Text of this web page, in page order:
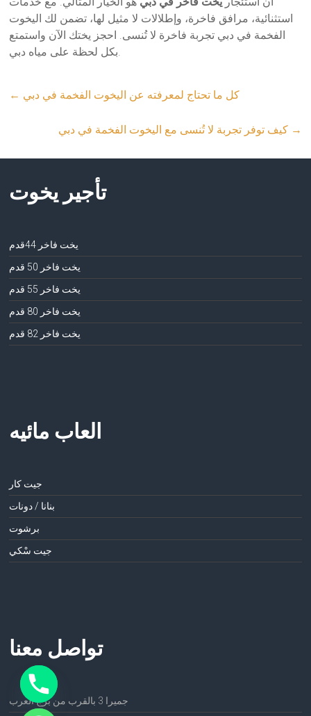
استثنائية، مرافق فاخرة، وإطلالات لا مثيل لها، تضمن لك اليخوت
الفخمة في دبي تجربة فاخرة لا تُنسى. احجز يختك الآن واستمتع
بكل لحظة على مياه دبي.
← كل ما تحتاج لمعرفته عن اليخوت الفخمة في دبي
كيف توفر تجربة لا تُنسى مع اليخوت الفخمة في دبي →
تأجير يخوت
يخت فاخر 44قدم
يخت فاخر 50 قدم
يخت فاخر 55 قدم
يخت فاخر 80 قدم
يخت فاخر 82 قدم
العاب مائيه
جيت كار
بنانا / دونات
برشوت
جيت سْكي
تواصل معنا
جميرا 3 بالقرب من برج العرب